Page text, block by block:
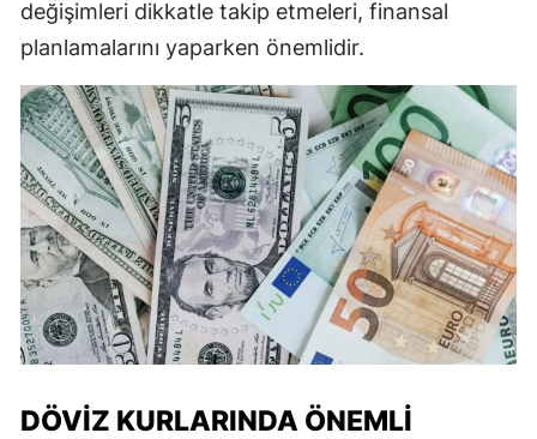
değişimleri dikkatle takip etmeleri, finansal
planlamalarını yaparken önemlidir.
DÖVIZ KURLARINDA ÖNEMLI